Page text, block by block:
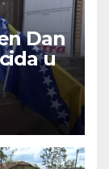
Dan
u